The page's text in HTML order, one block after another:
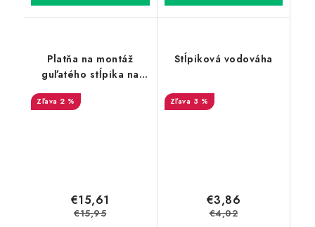
Platňa na montáž
guľatého stĺpika na
betónový základ,
priemer 38 mm
2 %
€15,61
€15,95
Stĺpiková vodováha
3 %
€3,86
€4,02